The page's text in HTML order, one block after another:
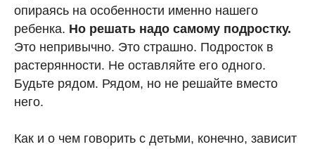
опираясь на особенности именно нашего
ребенка. Но решать надо самому подростку.
Это непривычно. Это страшно. Подросток в
растерянности. Не оставляйте его одного.
Будьте рядом. Рядом, но не решайте вместо
него.
Как и о чем говорить с детьми, конечно, зависит